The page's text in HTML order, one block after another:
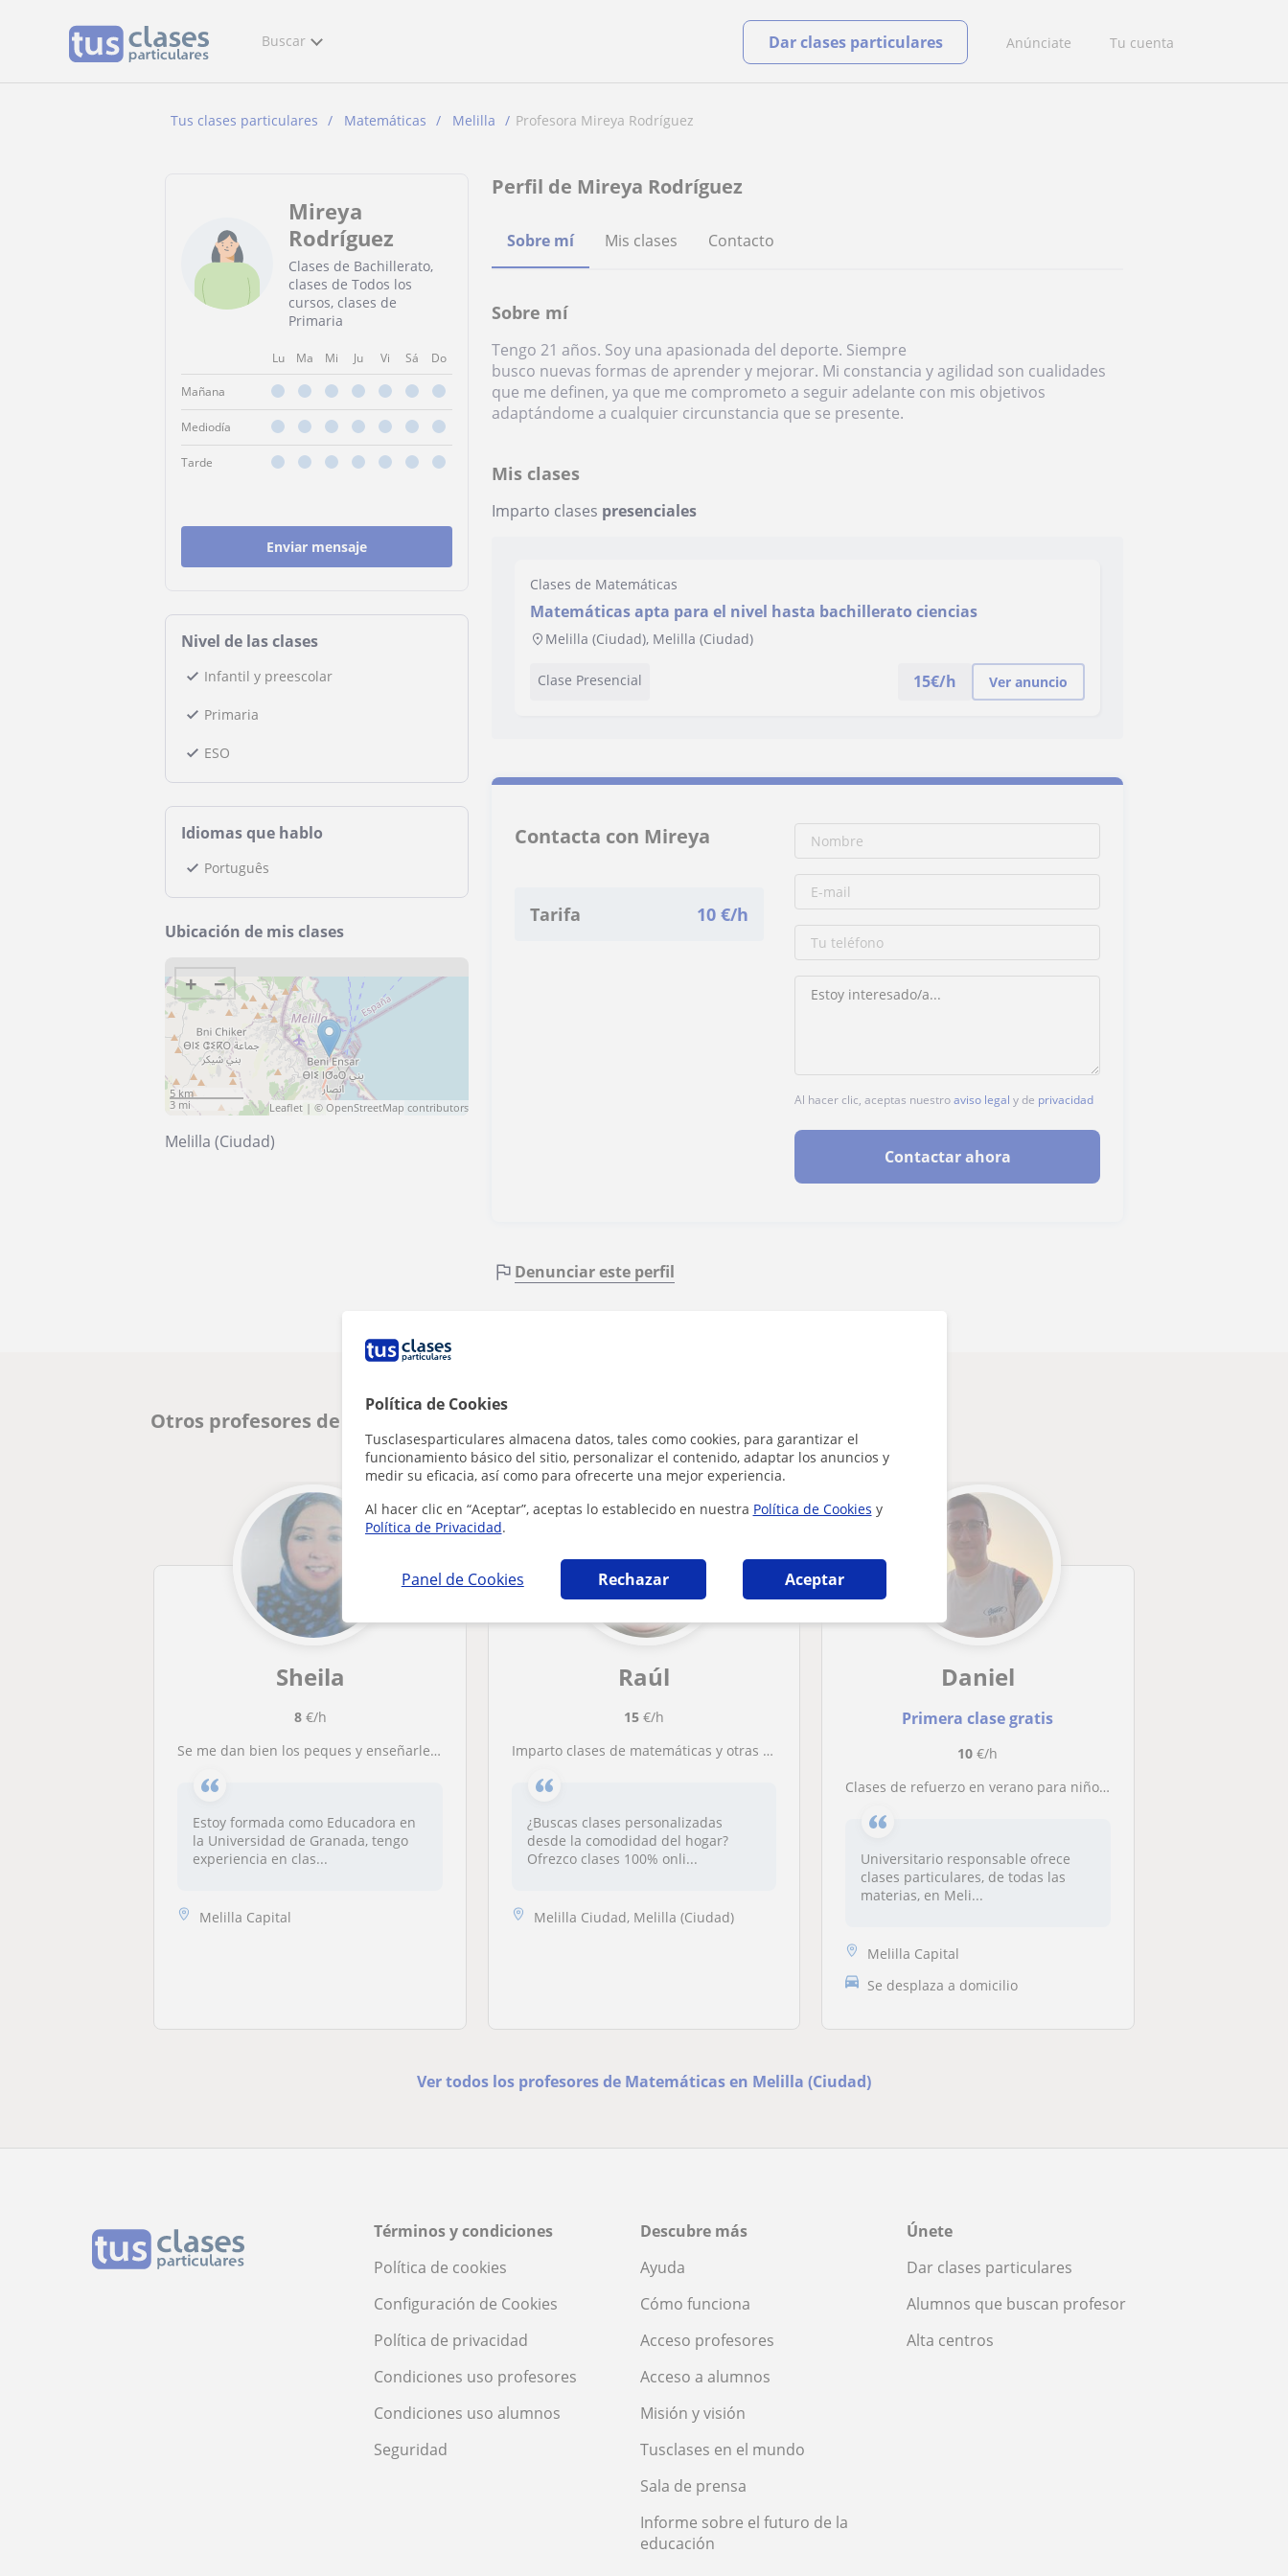
Política de Cookies
Tusclasesparticulares almacena datos, tales como cookies, para garantizar el
funcionamiento básico del sitio, personalizar el contenido, adaptar los anuncios y
medir su eficacia, así como para ofrecerte una mejor experiencia.
Al hacer clic en “Aceptar”, aceptas lo establecido en nuestra Política de Cookies y
Política de Privacidad.
Panel de Cookies Rechazar Aceptar
Buscar Anúnciate Tu cuenta
Dar clases particulares
Tus clases particulares Matemáticas Melilla Profesora Mireya Rodríguez
Mireya
Rodríguez
Clases de Bachillerato,
clases de Todos los
cursos, clases de
Primaria
Lu Ma Mi Ju Vi Sá Do
Mañana
Mediodía
Tarde
Enviar mensaje
Nivel de las clases
Infantil y preescolar
Primaria
ESO
Idiomas que hablo
Português
Ubicación de mis clases
+ −
5 km
3 mi
Leaflet | ©OpenStreetMap contributors
Melilla (Ciudad)
Perfil de Mireya Rodríguez
Sobre mí Mis clases Contacto
Sobre mí
Tengo 21 años. Soy una apasionada del deporte. Siempre
busco nuevas formas de aprender y mejorar. Mi constancia y agilidad son cualidades
que me definen, ya que me comprometo a seguir adelante con mis objetivos
adaptándome a cualquier circunstancia que se presente.
Mis clases
Imparto clases presenciales
Clases de Matemáticas
Matemáticas apta para el nivel hasta bachillerato ciencias
Melilla (Ciudad), Melilla (Ciudad)
Clase Presencial 15€/h Ver anuncio
Contacta con Mireya
Tarifa 10 €/h
Al hacer clic, aceptas nuestroaviso legal y de privacidad
Contactar ahora
Denunciar este perfil
Otros profesores de Matemáticas en Melilla (Ciudad) que pueden interesarte
Sheila
8€/h
Se me dan bien los peques y enseñarles es mi vocación
Estoy formada como Educadora en
la Universidad de Granada, tengo
experiencia en clas...
Melilla Capital
Raúl
15€/h
Imparto clases de matemáticas y otras materias a alumnos de secundaria
¿Buscas clases personalizadas
desde la comodidad del hogar?
Ofrezco clases 100% onli...
Melilla Ciudad, Melilla (Ciudad)
Daniel
Primera clase gratis
10 €/h
Clases de refuerzo en verano para niños de hasta 4º ESO
Universitario responsable ofrece
clases particulares, de todas las
materias, en Meli...
Melilla Capital
Se desplaza a domicilio
Ver todos los profesores de Matemáticas en Melilla (Ciudad)
Términos y condiciones
Política de cookies
Configuración de Cookies
Política de privacidad
Condiciones uso profesores
Condiciones uso alumnos
Seguridad
Descubre más
Ayuda
Cómo funciona
Acceso profesores
Acceso a alumnos
Misión y visión
Tusclases en el mundo
Sala de prensa
Informe sobre el futuro de la
educación
Únete
Dar clases particulares
Alumnos que buscan profesor
Alta centros